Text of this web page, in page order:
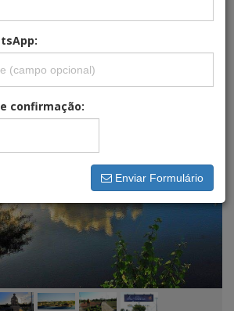
VENDA EM CARUARU NO
LUAS
confirmação:
Enviar Formulário